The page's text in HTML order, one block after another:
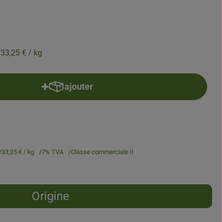
33,25 € / kg
ajouter
Ajouter le produit au panier
33,25 € / kg 7% TVA Classe commerciale II
Origine